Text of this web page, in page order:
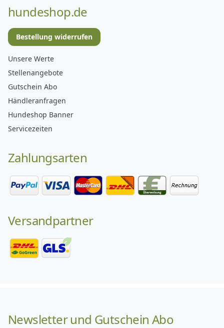
hundeshop.de
Bestellung widerrufen
Unsere Werte
Stellenangebote
Gutschein Abo
Händleranfragen
Hundeshop Banner
Servicezeiten
Zahlungsarten
Versandpartner
Newsletter und Gutschein Abo